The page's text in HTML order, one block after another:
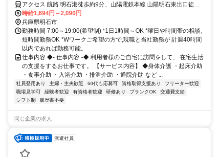
きやすいシフト制！急なキャンセルが発生した場合でも手当で給与を補
償！
アクセス 航路 明石港徒歩約9分、山陽電鉄本線 山陽明石東出口徒歩
約10分、山陽電鉄本線 人丸前徒歩約9分 JR神戸線「明石」駅から徒
歩約11分
時給1,694円～2,090円
兵庫県明石市
勤務時間 7:00～19:00(希望制) *1日1時間～OK *曜日や時間帯の相談,
短時間勤務OK *Wワークご希望の方で,現職と当社勤務が 計週40時間
以内であれば勤務可能。
仕事内容 ◆- 仕事内容 -◆ 利用者様のご自宅に訪問をして、 在宅生活
の支援をするお仕事です。 【サービス内容】 ◆身体介護 ・起床介助
・食事介助 ・入浴介助 ・排泄介助 ・通院介助 など ...
社員登用あり 主婦・主夫歓迎 60代も応募可 資格取得支援あり
フリーター歓迎
職場見学可
経験者歓迎 有資格者歓迎 研修あり ブランクOK
交通費支給
シフト制
履歴書不要
同じ企業の求人
派遣社員